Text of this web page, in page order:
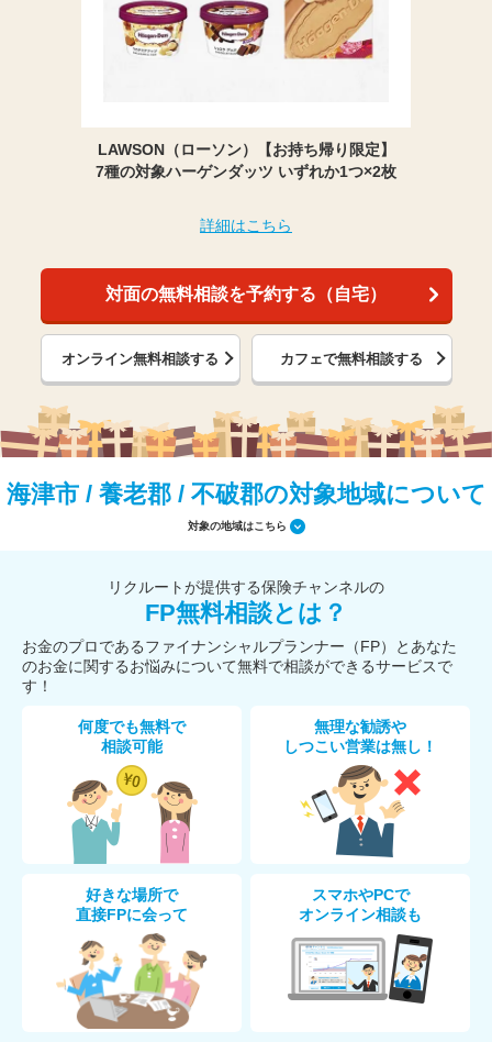
LAWSON（ローソン）【お持ち帰り限定】
7種の対象ハーゲンダッツ いずれか1つ×2枚
詳細はこちら
対面の無料相談を予約する（自宅）
オンライン無料相談する カフェで無料相談する
海津市 / 養老郡 / 不破郡の対象地域について
対象の地域はこちら
リクルートが提供する保険チャンネルの
FP無料相談とは？
お金のプロであるファイナンシャルプランナー（FP）とあなた
のお金に関するお悩みについて無料で相談ができるサービスで
す！
何度でも無料で
相談可能
無理な勧誘や
しつこい営業は無し！
好きな場所で
直接FPに会って
スマホやPCで
オンライン相談も